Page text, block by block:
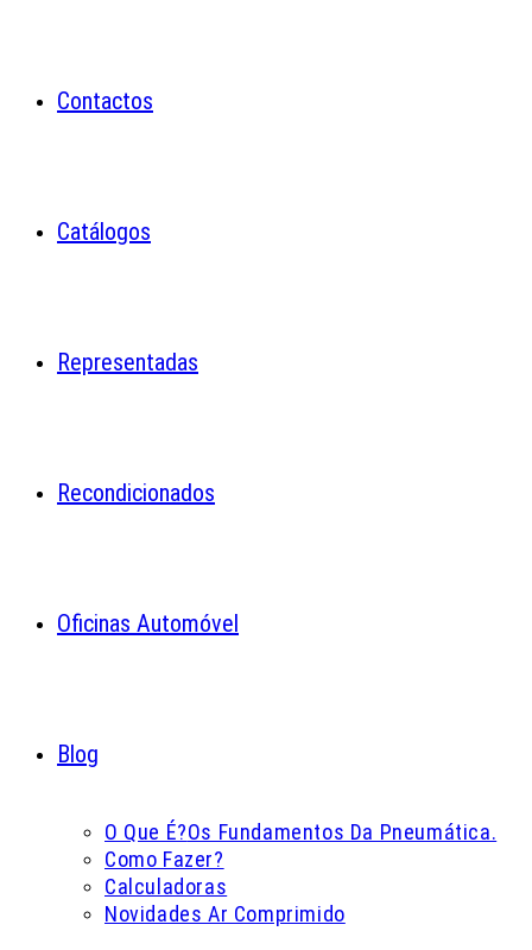
Contactos
Catálogos
Representadas
Recondicionados
Oficinas Automóvel
Blog
O Que É?Os Fundamentos Da Pneumática.
Como Fazer?
Calculadoras
Novidades Ar Comprimido